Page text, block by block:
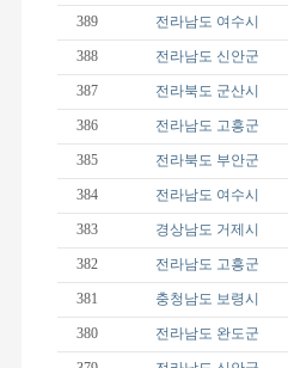
389 전라남도 여수시
388 전라남도 신안군
387 전라북도 군산시
386 전라남도 고흥군
385 전라북도 부안군
384 전라남도 여수시
383 경상남도 거제시
382 전라남도 고흥군
381 충청남도 보령시
380 전라남도 완도군